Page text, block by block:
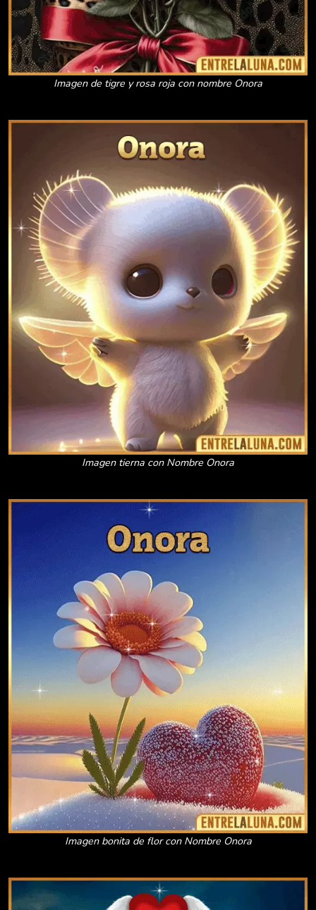
Imagen de tigre y rosa roja con nombre Onora
Imagen tierna con Nombre Onora
Imagen bonita de flor con Nombre Onora